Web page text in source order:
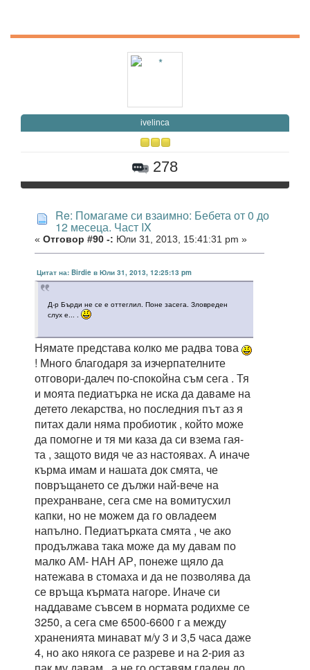
ivelinca
278
Re: Помагаме си взаимно: Бебета от 0 до
12 месеца. Част IX
« Отговор #90 -: Юли 31, 2013, 15:41:31 pm »
Цитат на: Birdie в Юли 31, 2013, 12:25:13 pm
Д-р Бърди не се е оттеглил. Поне засега. Зловреден
слух е... .
Нямате представа колко ме радва това
! Много благодаря за изчерпателните
отговори-далеч по-спокойна съм сега . Тя
и моята педиатърка не иска да даваме на
детето лекарства, но последния път аз я
питах дали няма пробиотик , който може
да помогне и тя ми каза да си взема гая-
та , защото видя че аз настоявах. А иначе
кърма имам и нашата док смята, че
повръщането се дължи най-вече на
прехранване, сега сме на вомитусхил
капки, но не можем да го овладеем
напълно. Педиатърката смята , че ако
продължава така може да му давам по
малко АМ- НАН АР, понеже щяло да
натежава в стомаха и да не позволява да
се връща кърмата нагоре. Иначе си
наддаваме съвсем в нормата родихме се
3250, а сега сме 6500-6600 г а между
храненията минават м/у 3 и 3,5 часа даже
4, но ако някога се разреве и на 2-рия аз